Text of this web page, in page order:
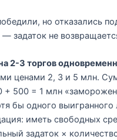
но отказались
— задаток не
2-3 торгов
ценами 2, 3 и 5 млн.
+ 500 = 1 млн
бы одного выигранного
иметь свободных
задаток ×